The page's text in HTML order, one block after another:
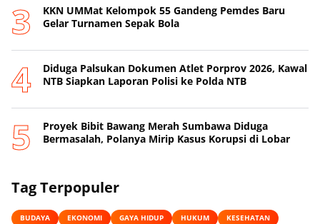
KKN UMMat Kelompok 55 Gandeng Pemdes Baru
Gelar Turnamen Sepak Bola
Diduga Palsukan Dokumen Atlet Porprov 2026, Kawal
NTB Siapkan Laporan Polisi ke Polda NTB
Proyek Bibit Bawang Merah Sumbawa Diduga
Bermasalah, Polanya Mirip Kasus Korupsi di Lobar
Tag Terpopuler
BUDAYA EKONOMI GAYA HIDUP HUKUM
KESEHATAN